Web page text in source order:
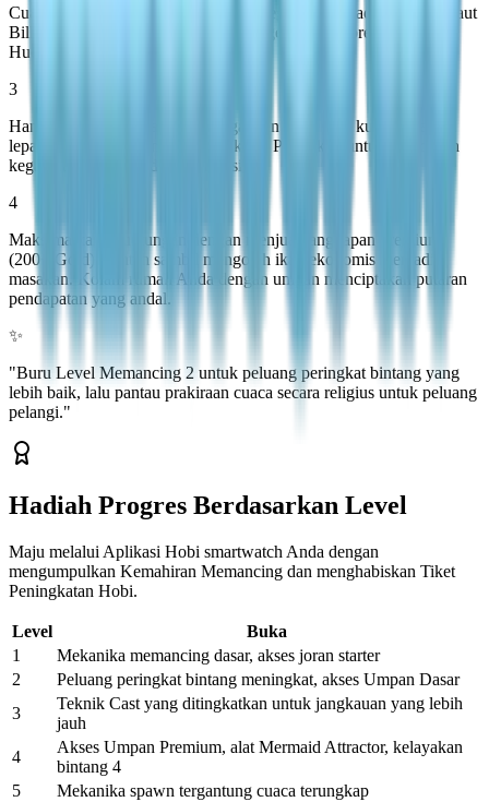
Cuaca pelangi menuntut prioritas strategis: fokus pada ekspedisi laut
Bill untuk Golden King Crab, lalu targetkan spot premium untuk
Huchen, Swordfish, dan Goldfish.
3
Hanya gulung selama kondisi tegangan putih atau kuning; segera
lepaskan saat merah muncul. Stok Kit Perbaikan untuk mencegah
kegagalan peralatan di tengah sesi.
4
Maksimalkan keuntungan dengan menjual tangkapan premium
(200+ Gold) mentah sambil mengolah ikan ekonomis menjadi
masakan. Kolam rumah Anda dengan umpan menciptakan putaran
pendapatan yang andal.
✨
"Buru Level Memancing 2 untuk peluang peringkat bintang yang
lebih baik, lalu pantau prakiraan cuaca secara religius untuk peluang
pelangi."
Hadiah Progres Berdasarkan Level
Maju melalui Aplikasi Hobi smartwatch Anda dengan
mengumpulkan Kemahiran Memancing dan menghabiskan Tiket
Peningkatan Hobi.
Level
Buka
1
Mekanika memancing dasar, akses joran starter
2
Peluang peringkat bintang meningkat, akses Umpan Dasar
3
Teknik Cast yang ditingkatkan untuk jangkauan yang lebih
jauh
4
Akses Umpan Premium, alat Mermaid Attractor, kelayakan
bintang 4
5
Mekanika spawn tergantung cuaca terungkap